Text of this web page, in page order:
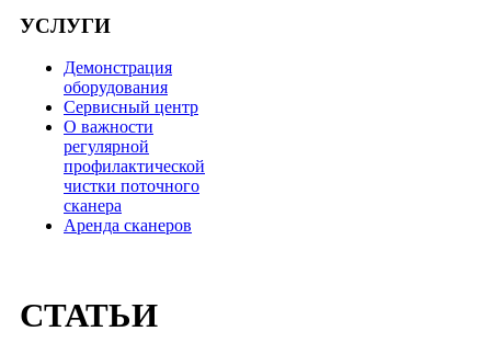
УСЛУГИ
Демонстрация
оборудования
Сервисный центр
О важности
регулярной
профилактической
чистки поточного
сканера
Аренда сканеров
СТАТЬИ